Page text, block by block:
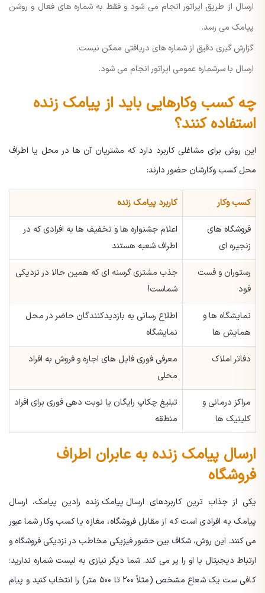
ارسال از طریق اپراتور انجام می شود و فقط به شماره های فعال و روشن
پیامک می رسد.
گزارش گیری دقیق از شماره های دریافتی ممکن نیست.
ارسال با سرشماره عمومی اپراتور انجام می شود.
چه کسب وکارهایی باید از پیامک زنده
استفاده کنند؟
این روش برای مشاغلی کاربرد دارد که مشتریان آن ها در محل یا اطراف
محل کسب وکارشان حضور دارند:
کسب وکار کاربرد پیامک زنده
فروشگاه های
زنجیره ای
اعلام جشنواره ها و تخفیف ها به افرادی که در
اطراف شعبه هستند
رستوران و فست
فود
جذب مشتری گرسنه ای که همین حالا در نزدیکی
شماست!
نمایشگاه ها و
همایش ها
اطلاع رسانی به بازدیدکنندگان حاضر در محل
نمایشگاه
دفاتر املاک
معرفی فوری فایل های اجاره و فروش به افراد
محلی
مراکز درمانی و
کلینیک ها
تبلیغ چکاپ رایگان یا نوبت دهی فوری برای افراد
منطقه
ارسال پیامک زنده به عابران اطراف
فروشگاه
یکی از جذاب ترین کاربردهای ارسال پیامک زنده رادین پیامک، ارسال
پیامک به افرادی است که از مقابل فروشگاه، مغازه یا کسب وکار شما عبور
می کنند. این روش، شکاف بین حضور فیزیکی مخاطب در نزدیکی فروشگاه و
ارتباط دیجیتال با او را پر می کند. شما دیگر نیازی به لیست شماره ندارید؛
کافی ست یک شعاع مشخص (مثلاً ۲۰۰ تا ۵۰۰ متر) را انتخاب کنید و پیام